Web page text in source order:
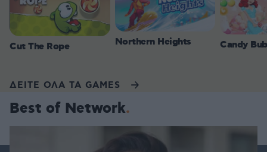
Cut The Rope Northern Heights Candy
ΔΕΙΤΕ ΟΛΑ ΤΑ GAMES
Best of Network